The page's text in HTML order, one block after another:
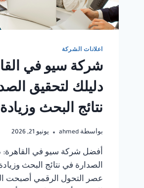
اعلانات الشركة
شركة سيو في
دليلك لتحقيق
نتائج البحث
بواسطة ahmed يونيو 21, 2026
أفضل شركة سيو في القاهرة:
الصدارة في نتائج البحث
عصر التحول الرقمي أصبحت